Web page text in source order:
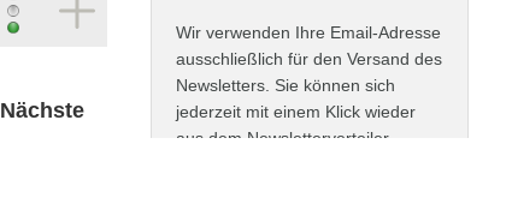
Nächste
Wir verwenden Ihre Email-Adresse
ausschließlich für den Versand des
Newsletters. Sie können sich
jederzeit mit einem Klick wieder
aus dem Newsletterverteiler